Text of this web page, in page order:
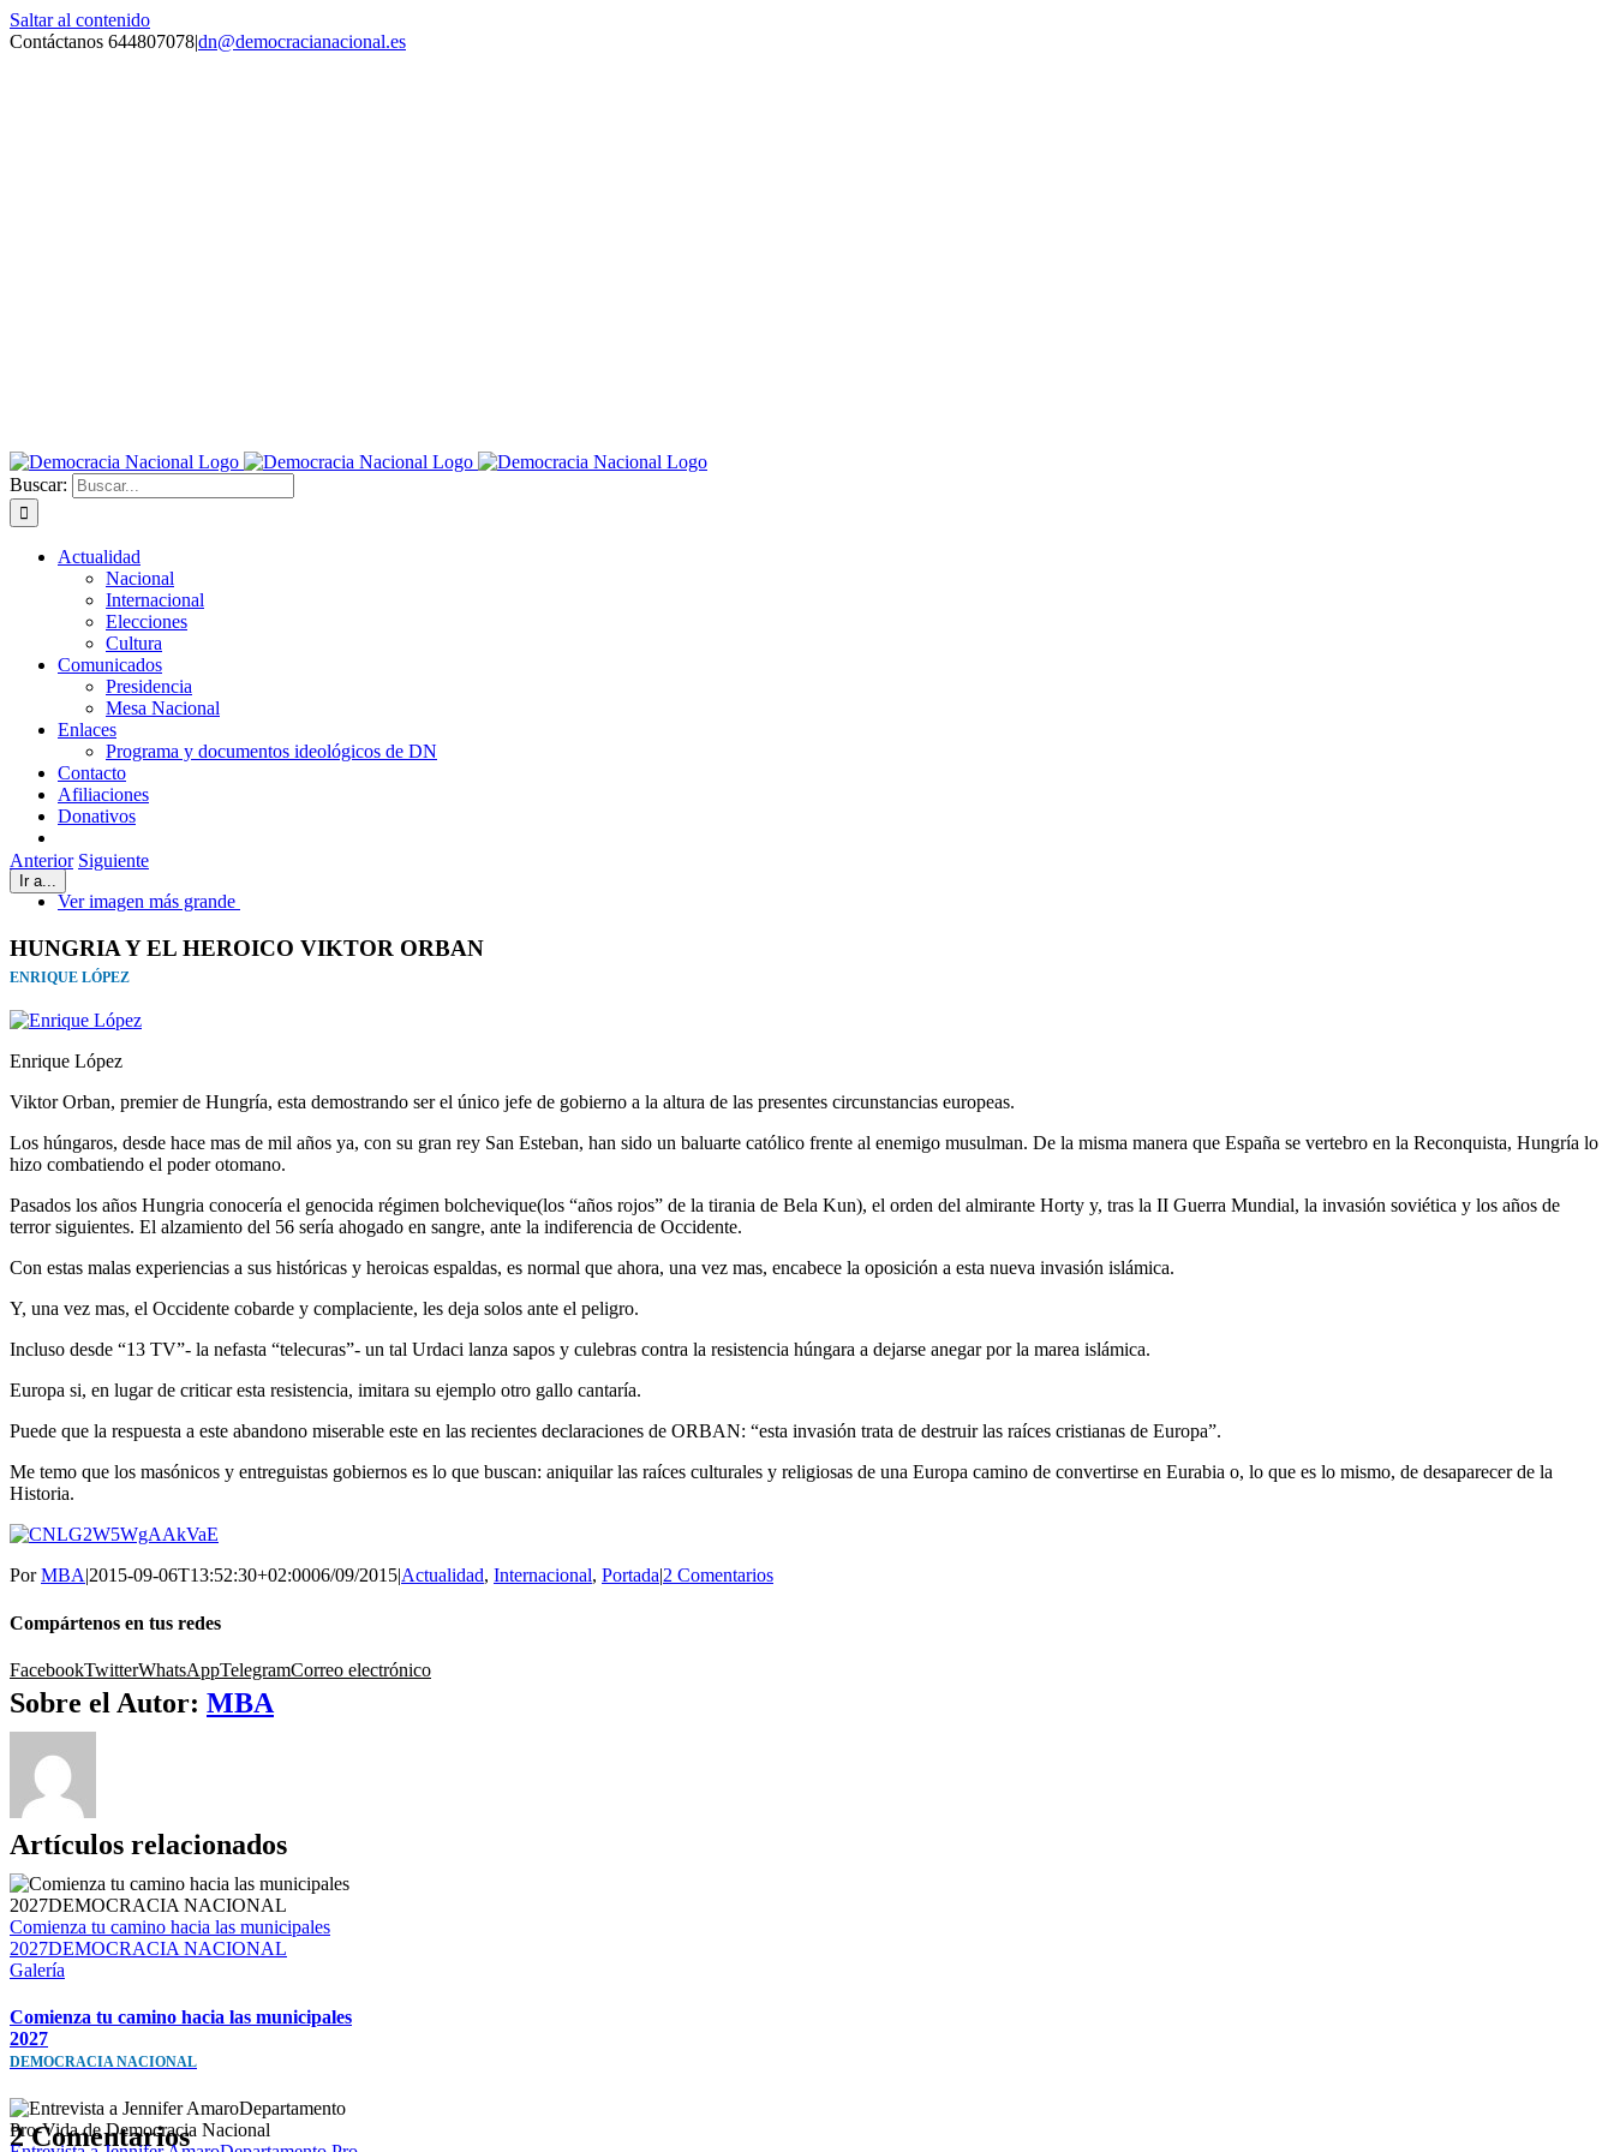
Saltar al contenido
Contáctanos 644807078|dn@democracianacional.es
Buscar:
Actualidad
Nacional
Internacional
Elecciones
Cultura
Comunicados
Presidencia
Mesa Nacional
Enlaces
Programa y documentos ideológicos de DN
Contacto
Afiliaciones
Donativos
Ir a...
Anterior Siguiente
Ver imagen más grande
HUNGRIA Y EL HEROICO VIKTOR ORBAN
ENRIQUE LÓPEZ
Enrique López
Viktor Orban, premier de Hungría, esta demostrando ser el único jefe de gobierno a la altura de las presentes circunstancias europeas.
Los húngaros, desde hace mas de mil años ya, con su gran rey San Esteban, han sido un baluarte católico frente al enemigo musulman. De la misma manera que España se vertebro en la Reconquista, Hungría lo
hizo combatiendo el poder otomano.
Pasados los años Hungria conocería el genocida régimen bolchevique(los “años rojos” de la tirania de Bela Kun), el orden del almirante Horty y, tras la II Guerra Mundial, la invasión soviética y los años de
terror siguientes. El alzamiento del 56 sería ahogado en sangre, ante la indiferencia de Occidente.
Con estas malas experiencias a sus históricas y heroicas espaldas, es normal que ahora, una vez mas, encabece la oposición a esta nueva invasión islámica.
Y, una vez mas, el Occidente cobarde y complaciente, les deja solos ante el peligro.
Incluso desde “13 TV”- la nefasta “telecuras”- un tal Urdaci lanza sapos y culebras contra la resistencia húngara a dejarse anegar por la marea islámica.
Europa si, en lugar de criticar esta resistencia, imitara su ejemplo otro gallo cantaría.
Puede que la respuesta a este abandono miserable este en las recientes declaraciones de ORBAN: “esta invasión trata de destruir las raíces cristianas de Europa”.
Me temo que los masónicos y entreguistas gobiernos es lo que buscan: aniquilar las raíces culturales y religiosas de una Europa camino de convertirse en Eurabia o, lo que es lo mismo, de desaparecer de la
Historia.
PorMBA|2015-09-06T13:52:30+02:0006/09/2015|Actualidad, Internacional, Portada|2 Comentarios
Compártenos en tus redes
FacebookTwitterWhatsAppTelegramCorreo electrónico
Sobre el Autor: MBA
Artículos relacionados
Comienza tu camino hacia las municipales
2027DEMOCRACIA NACIONAL
Galería
Comienza tu camino hacia las municipales
2027
DEMOCRACIA NACIONAL
2 Comentarios